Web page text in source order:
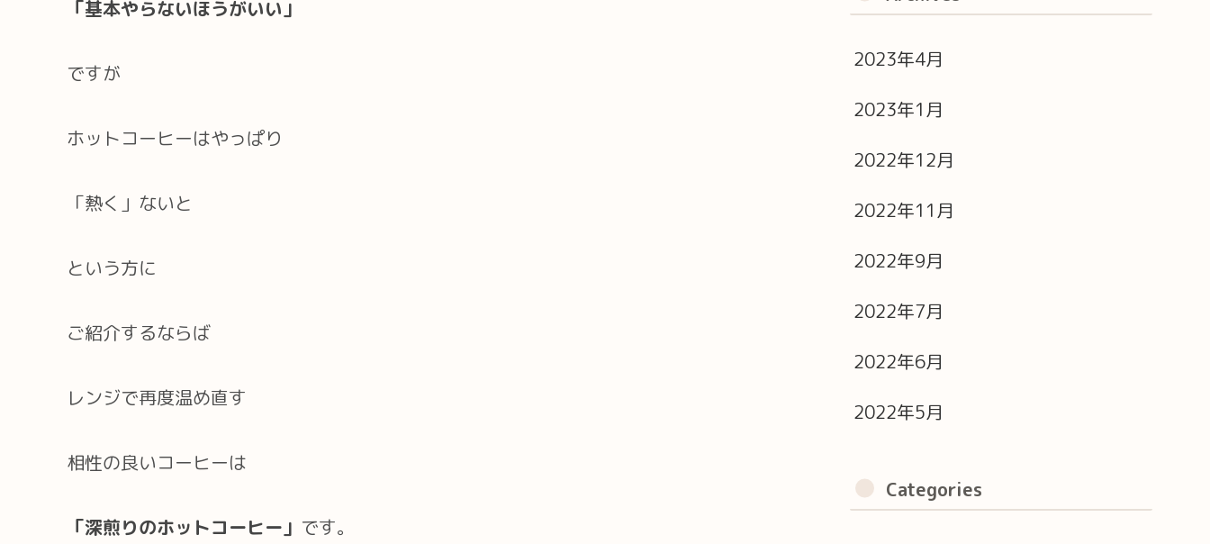
「基本やらないほうがいい」
ですが
ホットコーヒーはやっぱり
「熱く」ないと
という方に
ご紹介するならば
レンジで再度温め直す
相性の良いコーヒーは
「深煎りのホットコーヒー」 です。
2023年4月
2023年1月
2022年12月
2022年11月
2022年9月
2022年7月
2022年6月
2022年5月
Categories